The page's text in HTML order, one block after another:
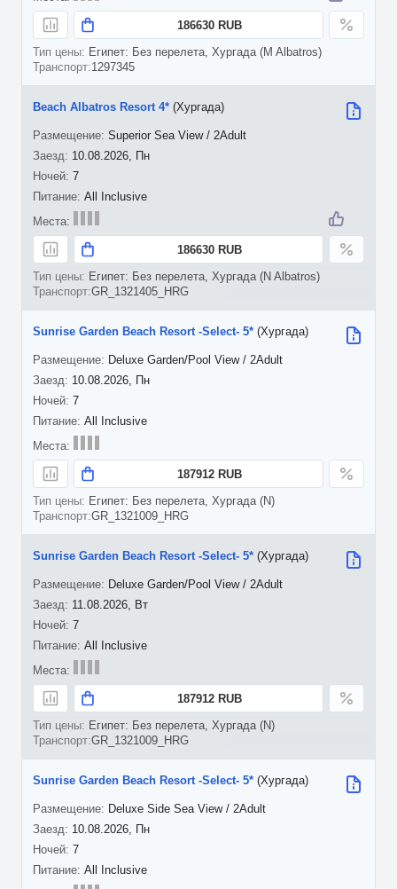
186630 RUB
Египет: Без перелета, Хургада (M Albatros)
1297345
10.08.2026, Пн
7
Beach Albatros Resort 4* (Хургада)
Superior Sea View / 2Adult
All Inclusive
186630 RUB
Египет: Без перелета, Хургада (N Albatros)
GR_1321405_HRG
10.08.2026, Пн
7
Sunrise Garden Beach Resort -Select- 5* (Хургада)
Deluxe Garden/Pool View / 2Adult
All Inclusive
187912 RUB
Египет: Без перелета, Хургада (N)
GR_1321009_HRG
11.08.2026, Вт
7
Sunrise Garden Beach Resort -Select- 5* (Хургада)
Deluxe Garden/Pool View / 2Adult
All Inclusive
187912 RUB
Египет: Без перелета, Хургада (N)
GR_1321009_HRG
10.08.2026, Пн
7
Sunrise Garden Beach Resort -Select- 5* (Хургада)
Deluxe Side Sea View / 2Adult
All Inclusive